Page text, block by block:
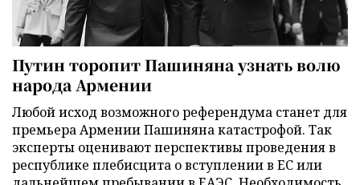
Путин торопит Пашиняна узнать волю
народа Армении
Любой исход возможного референдума станет для
премьера Армении Пашиняна катастрофой. Так
эксперты оценивают перспективы проведения в
республике плебисцита о вступлении в ЕС или